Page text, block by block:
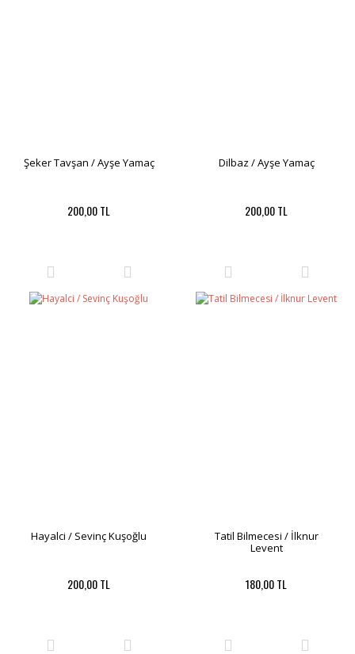
Şeker Tavşan / Ayşe Yamaç
200,00 TL
Dilbaz / Ayşe Yamaç
200,00 TL
Hayalci / Sevinç Kuşoğlu
200,00 TL
Tatil Bilmecesi / İlknur
Levent
180,00 TL